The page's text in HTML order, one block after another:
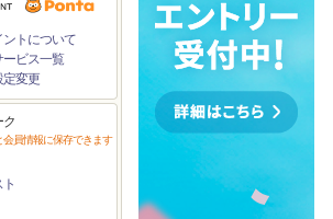
ントについて
ビス一覧
定変更
ク
会員情報に保存できます